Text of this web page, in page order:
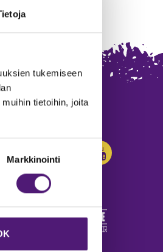
tukemiseen
tietoihin, joita
Markkinointi